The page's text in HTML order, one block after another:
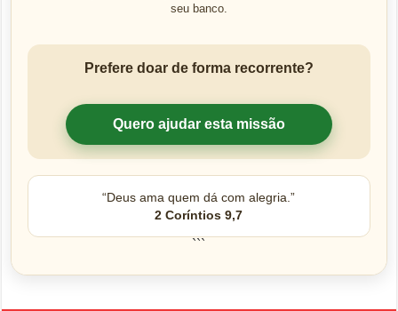
seu banco.
Prefere doar de forma recorrente?
Quero ajudar esta missão
“Deus ama quem dá com alegria.”
2 Coríntios 9,7
```